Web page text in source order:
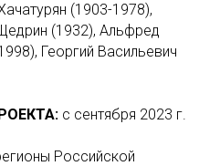
(1903-1978),
(1932), Альфред
Георгий Васильевич
с сентября 2023 г.
Российской